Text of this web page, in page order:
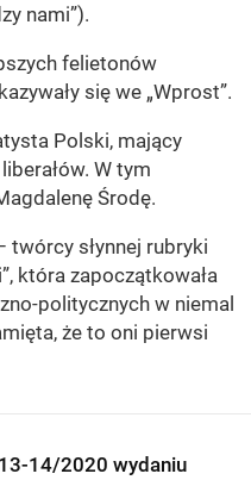
nami”).
felietonów
się we „Wprost”.
Polski, mający
W tym
Środę.
twórcy słynnej rubryki
która zapoczątkowała
politycznych w niemal
że to oni pierwsi
13-14/2020 wydaniu